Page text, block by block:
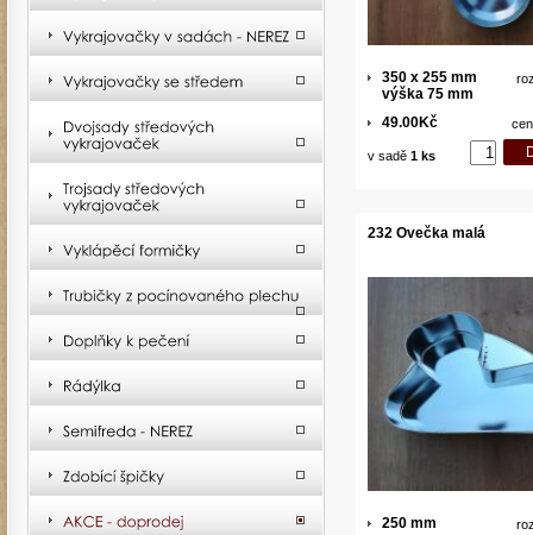
350 x 255 mm
výška 75 mm
49.00Kč
v sadě 1 ks
232 Ovečka malá
250 mm